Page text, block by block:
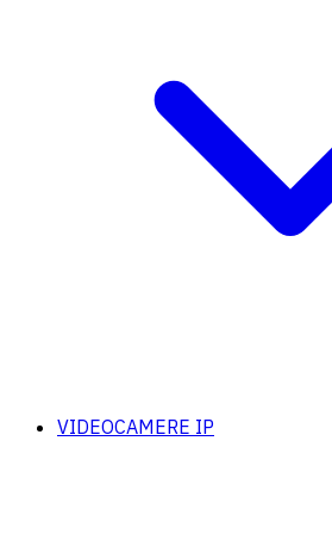
VIDEOCAMERE IP